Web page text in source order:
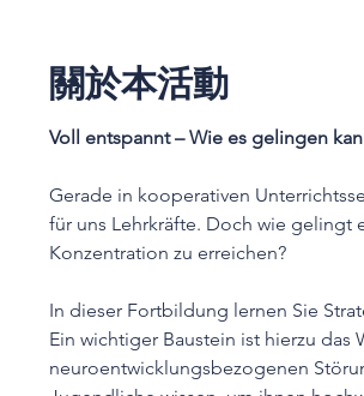
關於本活動
Voll entspannt – Wie es gelingen
Gerade in kooperativen
für uns Lehrkräfte. Doch wie gelingt
Konzentration zu erreichen?
In dieser Fortbildung lernen Sie
Ein wichtiger Baustein ist hierzu
neuroentwicklungsbezogenen